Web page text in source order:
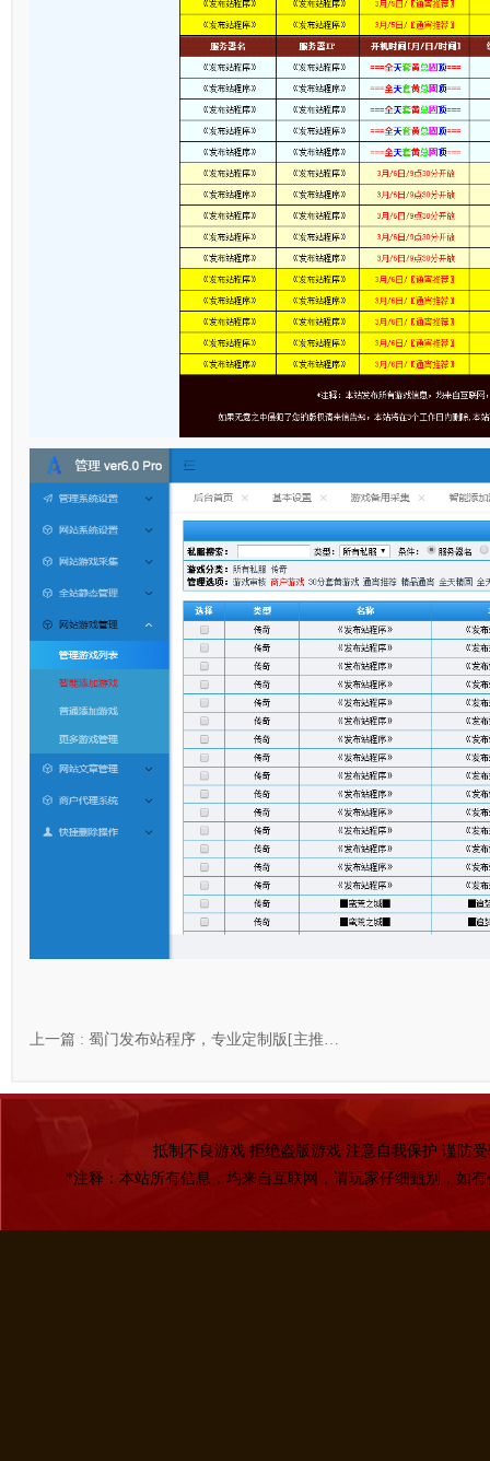
上一篇 : 蜀门发布站程序，专业定制版[主推…
抵制不良游戏 拒绝盗版游戏 注意自我保护 谨防
*注释：本站所有信息，均来自互联网，请玩家仔细甄别，如